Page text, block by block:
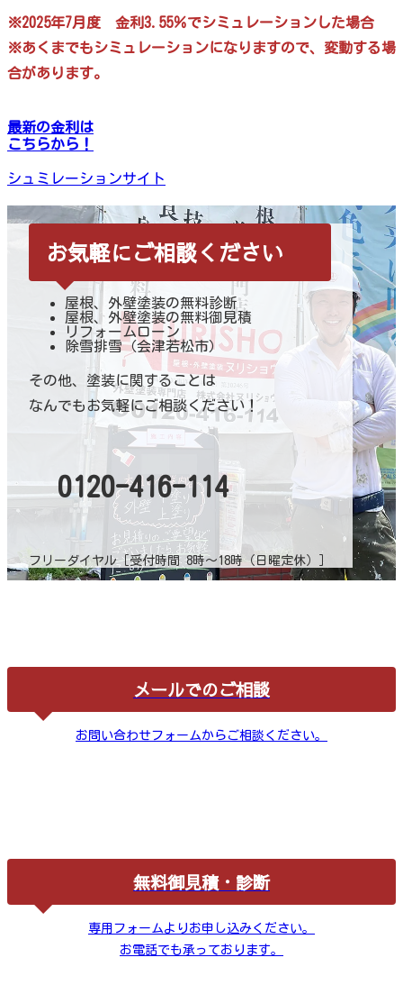
※2025年7月度 金利3.55％でシミュレーションした場合
※あくまでもシミュレーションになりますので、変動する場
合があります。
最新の金利は
こちらから！
シュミレーションサイト
お気軽にご相談ください
屋根、外壁塗装の無料診断
屋根、外壁塗装の無料御見積
リフォームローン
除雪排雪（会津若松市）
その他、塗装に関することは
なんでもお気軽にご相談ください！
0120-416-114
フリーダイヤル［受付時間 8時～18時（日曜定休）］
メールでのご相談
お問い合わせフォームからご相談ください。
無料御見積・診断
専用フォームよりお申し込みください。
お電話でも承っております。